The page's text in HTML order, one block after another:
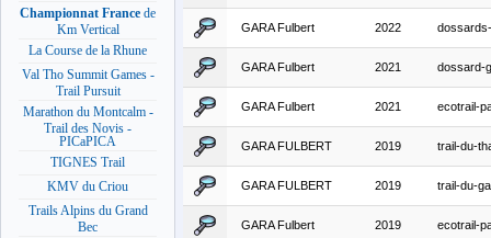
Championnat France de
Km Vertical
La Course de la Rhune
Val Tho Summit Games -
Trail Pursuit
Marathon du Montcalm -
Trail des Novis -
PICaPICA
TIGNES Trail
KMV du Criou
Trails Alpins du Grand
Bec
GARA Fulbert 2022
GARA Fulbert 2021 dossard-
GARA Fulbert 2021 ecotrail-
GARA FULBERT 2019 trail-du-
GARA FULBERT 2019 trail-du-
GARA Fulbert 2019 ecotrail-